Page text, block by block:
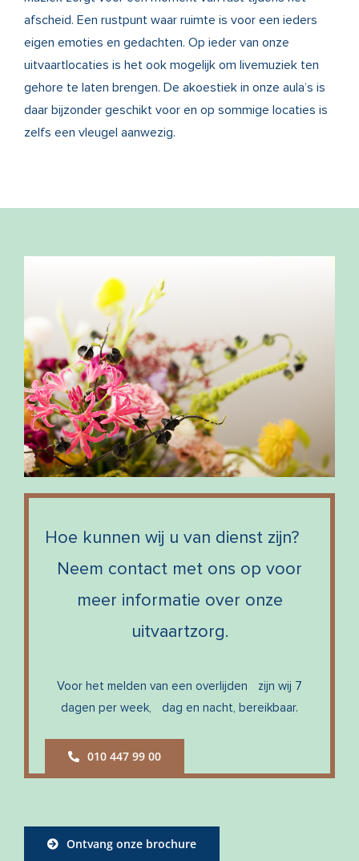
afscheid. Een rustpunt waar ruimte is voor een ieders
eigen emoties en gedachten. Op ieder van onze
uitvaartlocaties is het ook mogelijk om livemuziek ten
gehore te laten brengen. De akoestiek in onze aula’s is
daar bijzonder geschikt voor en op sommige locaties is
zelfs een vleugel aanwezig.
Hoe kunnen wij u van dienst zijn?
Neem contact met ons op voor
meer informatie over onze
uitvaartzorg.
Voor het melden van een overlijden zijn wij 7
dagen per week, dag en nacht, bereikbaar.
010 447 99 00
Ontvang onze brochure